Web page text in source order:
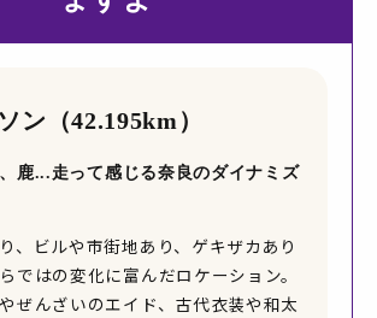
ン（42.195km）
鹿...走って感じる奈良のダイナミズ
、ビルや市街地あり、ゲキザカあり
ではの変化に富んだロケーション。
ぜんざいのエイド、古代衣装や和太